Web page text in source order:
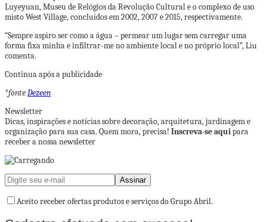
Luyeyuan, Museu de Relógios da Revolução Cultural e o complexo de uso
misto West Village, concluídos em 2002, 2007 e 2015, respectivamente.
“Sempre aspiro ser como a água – permear um lugar sem carregar uma
forma fixa minha e infiltrar-me no ambiente local e no próprio local”, Liu
comenta.
Continua após a publicidade
*fonteDezeen
Newsletter
Dicas, inspirações e notícias sobre decoração, arquitetura, jardinagem e
organização para sua casa. Quem mora, precisa! Inscreva-se aquipara
receber a nossa newsletter
Aceito receber ofertas produtos e serviços do Grupo Abril.